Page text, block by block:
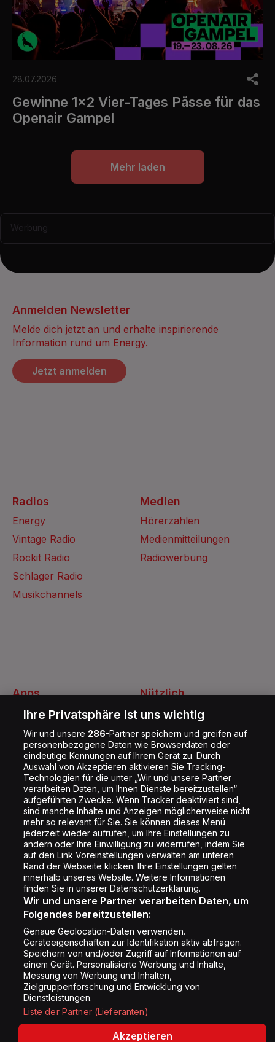
28.07.2026
Gewinne 1x2 Vier-Tages Pässe für das
Openair Gampel
Mehr laden
Werbung
Anmelden Newsletter
Melde dich jetzt an und erhalte inspirierende
Information rund um Energy.
Jetzt anmelden
Folge uns
Copyright © Energy 2026
Radios
Energy
Vintage Radio
Rockit Radio
Schlager Radio
Musikchannels
Nützlich
Kontakt
Jobs
Shop
Impressum
Rechtliches
Datenschutz
Cookie Liste
Cookie Einstellung
Apps
Energy Radio App
Medien
Hörerzahlen
Medienmitteilungen
Radiowerbung
Ihre Privatsphäre ist uns wichtig
Wir und unsere 286-Partner speichern und greifen auf
personenbezogene Daten wie Browserdaten oder
eindeutige Kennungen auf Ihrem Gerät zu. Durch
Auswahl von Akzeptieren aktivieren Sie Tracking-
Technologien für die unter „Wir und unsere Partner
verarbeiten Daten, um Ihnen Dienste bereitzustellen“
aufgeführten Zwecke. Wenn Tracker deaktiviert sind,
sind manche Inhalte und Anzeigen möglicherweise nicht
mehr so relevant für Sie. Sie können dieses Menü
jederzeit wieder aufrufen, um Ihre Einstellungen zu
ändern oder Ihre Einwilligung zu widerrufen, indem Sie
auf den Link Voreinstellungen verwalten am unteren
Rand der Webseite klicken. Ihre Einstellungen gelten
innerhalb unseres Website. Weitere Informationen
finden Sie in unserer Datenschutzerklärung.
Wir und unsere Partner verarbeiten Daten, um
Folgendes bereitzustellen:
Genaue Geolocation-Daten verwenden.
Geräteeigenschaften zur Identifikation aktiv abfragen.
Speichern von und/oder Zugriff auf Informationen auf
einem Gerät. Personalisierte Werbung und Inhalte,
Messung von Werbung und Inhalten,
Zielgruppenforschung und Entwicklung von
Dienstleistungen.
Liste der Partner (Lieferanten)
Akzeptieren